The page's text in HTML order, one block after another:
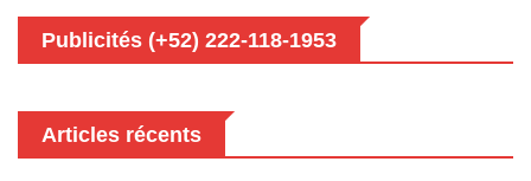
Publicités (+52) 222-118-1953
Articles récents